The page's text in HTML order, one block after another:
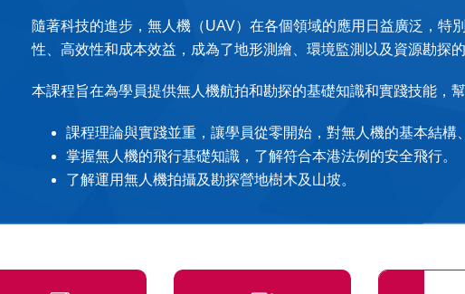
隨著科技的進步，無人機（UAV）在各個領域的應用日益廣泛，特
性、高效性和成本效益，成為了地形測繪、環境監測以及資源勘探
本課程旨在為學員提供無人機航拍和勘探的基礎知識和實踐技能，
課程理論與實踐並重，讓學員從零開始，對無人機的基本結構
掌握無人機的飛行基礎知識，了解符合本港法例的安全飛行。
了解運用無人機拍攝及勘探營地樹木及山坡。